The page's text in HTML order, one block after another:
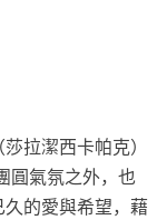
拉潔西卡帕克）
圓氣氛之外，也
的愛與希望，藉